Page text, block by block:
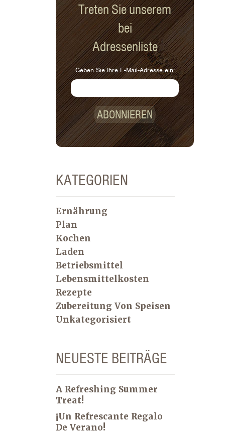
Treten Sie unserem
bei
Adressenliste
Geben Sie Ihre E-Mail-Adresse ein:
ABONNIEREN
KATEGORIEN
Ernährung
Plan
Kochen
Laden
Betriebsmittel
Lebensmittelkosten
Rezepte
Zubereitung Von Speisen
Unkategorisiert
NEUESTE BEITRÄGE
A Refreshing Summer
Treat!
¡Un Refrescante Regalo
De Verano!